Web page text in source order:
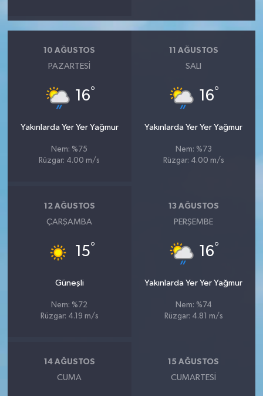
10 AĞUSTOS
PAZARTESI
16°
Yakınlarda Yer Yer Yağmur
Nem: %75
Rüzgar: 4.00 m/s
11 AĞUSTOS
SALI
16°
Yakınlarda Yer Yer Yağmur
Nem: %73
Rüzgar: 4.00 m/s
12 AĞUSTOS
ÇARŞAMBA
15°
Güneşli
Nem: %72
Rüzgar: 4.19 m/s
13 AĞUSTOS
PERŞEMBE
16°
Yakınlarda Yer Yer Yağmur
Nem: %74
Rüzgar: 4.81 m/s
14 AĞUSTOS
CUMA
15 AĞUSTOS
CUMARTESI